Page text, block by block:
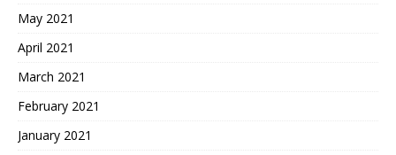
May 2021
April 2021
March 2021
February 2021
January 2021